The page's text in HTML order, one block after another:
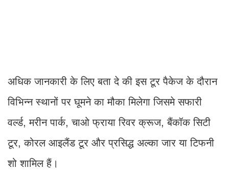
अधिक जानकारी के लिए बता दे की इस टूर पैकेज के दौरान
विभिन्न स्थानों पर घूमने का मौका मिलेगा जिसमे सफारी
वर्ल्ड, मरीन पार्क, चाओ फ्राया रिवर क्रूज, बैंकॉक सिटी
टूर, कोरल आइलैंड टूर और प्रसिद्ध अल्का जार या टिफनी
शो शामिल हैं।